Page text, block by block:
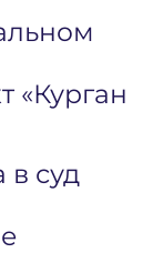
«Курган
в суд